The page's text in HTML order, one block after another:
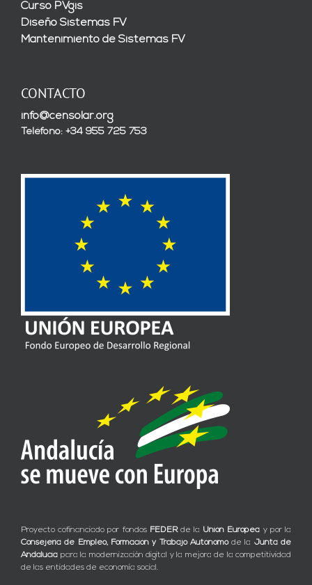
Curso PVgis
Diseño Sistemas FV
Mantenimiento de Sistemas FV
CONTACTO
info@censolar.org
Teléfono: +34 955 725 753
Proyecto cofinanciado por fondos FEDERde la Unión Europea y por la
Consejería de Empleo, Formación y Trabajo Autónomode la Junta de
Andalucía para la modernización digital y la mejora de la competitividad
de las entidades de economía social.